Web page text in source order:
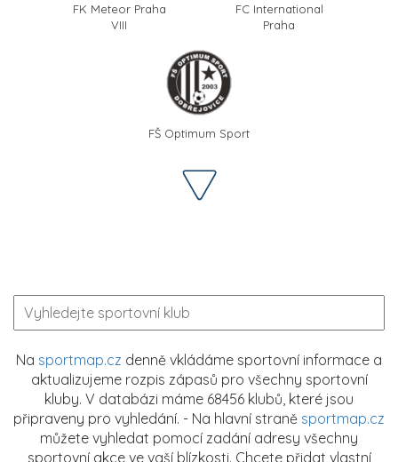
FK Meteor Praha
VIII
FC International
Praha
FŠ Optimum Sport
Na sportmap.cz denně vkládáme sportovní informace a
aktualizujeme rozpis zápasů pro všechny sportovní
kluby. V databázi máme 68456 klubů, které jsou
připraveny pro vyhledání. - Na hlavní straně sportmap.cz
můžete vyhledat pomocí zadání adresy všechny
sportovní akce ve vaší blízkosti. Chcete přidat vlastní